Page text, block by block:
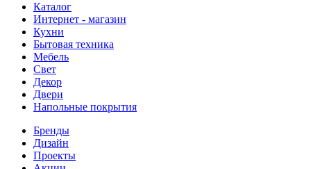
Каталог
Интернет - магазин
Кухни
Бытовая техника
Мебель
Свет
Декор
Двери
Напольные покрытия
Бренды
Дизайн
Проекты